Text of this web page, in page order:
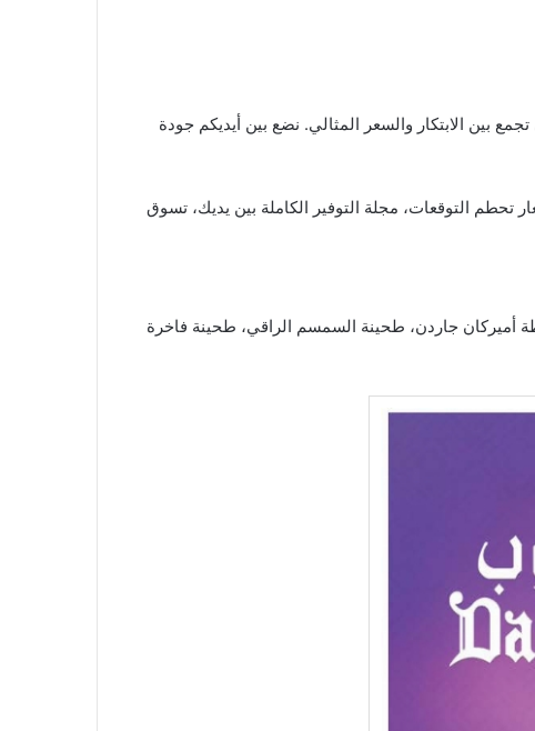
قائمة الاختيارات الذكية التي تجمع بين الابتكار والسعر المثالي. نضع بين أيديكم جودة
التوقعات، مجلة التوفير الكاملة بين يديك، تسوق
أميركان جاردن، طحينة السمسم الراقي، طحينة فاخرة